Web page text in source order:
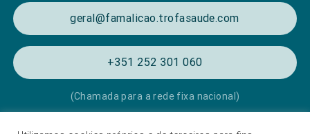
geral@famalicao.trofasaude.com
+351 252 301 060
(Chamada para a rede fixa nacional)